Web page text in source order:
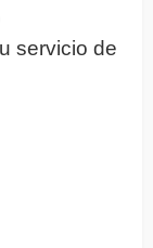
servicio de